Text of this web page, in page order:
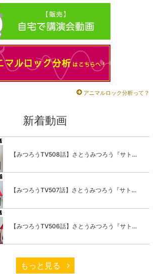
アニマルロック分析って？
新着動画
【みつろうTV508話】さとうみつろう『サトレル男塾』編④「“毎日”が変わります。楽しく」
【みつろうTV507話】さとうみつろう『サトレル男塾』編③「快楽は“自分のカラダの内側”にしかない」
【みつろうTV506話】さとうみつろう『サトレル男塾』編②「不思議な棒をお尻に…」
もっと見る